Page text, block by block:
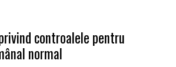
controalele pentru
normal